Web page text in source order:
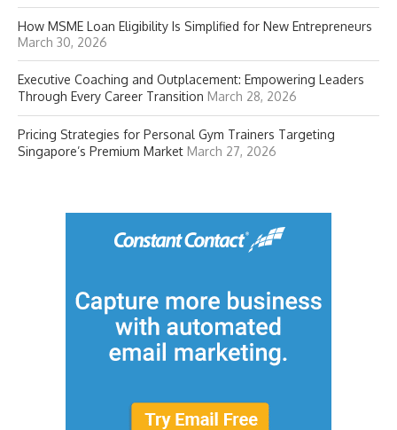
How MSME Loan Eligibility Is Simplified for New Entrepreneurs
March 30, 2026
Executive Coaching and Outplacement: Empowering Leaders
Through Every Career Transition March 28, 2026
Pricing Strategies for Personal Gym Trainers Targeting
Singapore’s Premium Market March 27, 2026